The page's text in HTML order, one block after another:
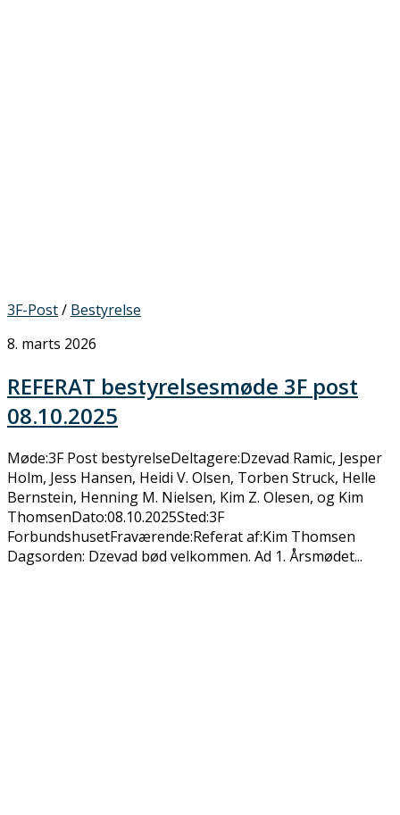
3F-Post/ Bestyrelse
8. marts 2026
REFERAT bestyrelsesmøde 3F post
08.10.2025
Møde:3F Post bestyrelseDeltagere:Dzevad Ramic, Jesper
Holm, Jess Hansen, Heidi V. Olsen, Torben Struck, Helle
Bernstein, Henning M. Nielsen, Kim Z. Olesen, og Kim
ThomsenDato:08.10.2025Sted:3F
ForbundshusetFraværende:Referat af:Kim Thomsen
Dagsorden: Dzevad bød velkommen. Ad 1. Årsmødet...